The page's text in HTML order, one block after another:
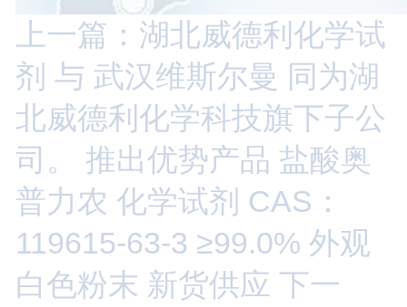
上一篇：湖北威德利化学试
剂 与 武汉维斯尔曼 同为湖
北威德利化学科技旗下子公
司。 推出优势产品 盐酸奥
普力农 化学试剂 CAS：
119615-63-3 ≥99.0% 外观
白色粉末 新货供应 下一